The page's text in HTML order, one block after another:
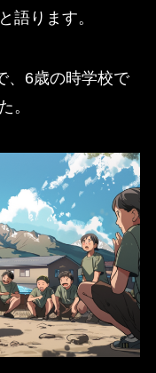
語ります。
、6歳の時学校で
。